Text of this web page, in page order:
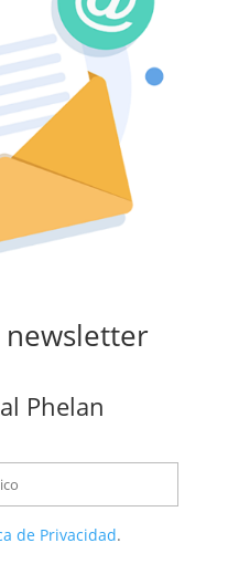
newsletter
Phelan
de Privacidad.